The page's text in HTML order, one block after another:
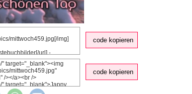
code kopieren
code kopieren